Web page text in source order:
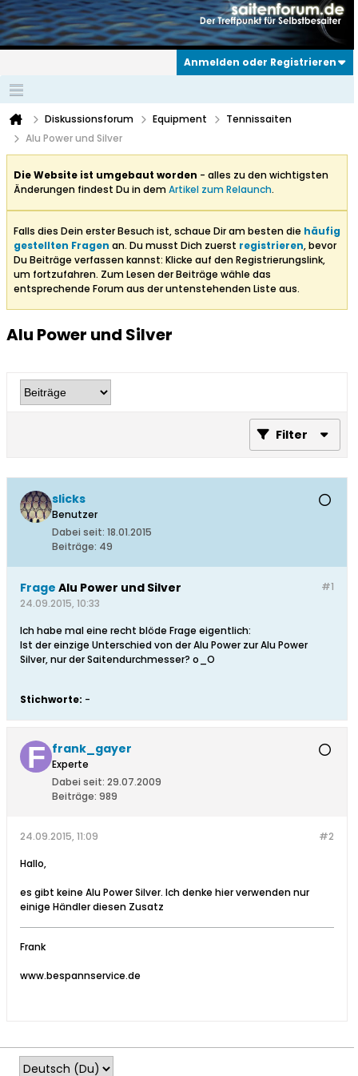
Anmelden oder Registrieren
Diskussionsforum Equipment
Tennissaiten
Alu Power und Silver
Die Website ist umgebaut worden - alles zu den wichtigsten
Änderungen findest Du in demArtikel zum Relaunch.
Falls dies Dein erster Besuch ist, schaue Dir am besten die häufig
gestellten Fragen an. Du musst Dich zuerst registrieren, bevor
Du Beiträge verfassen kannst: Klicke auf den Registrierungslink,
um fortzufahren. Zum Lesen der Beiträge wähle das
entsprechende Forum aus der untenstehenden Liste aus.
Alu Power und Silver
Filter
slicks
Benutzer
Dabei seit: 18.01.2015
Beiträge: 49
#1
Frage Alu Power und Silver
24.09.2015, 10:33
Ich habe mal eine recht blöde Frage eigentlich:
Ist der einzige Unterschied von der Alu Power zur Alu Power
Silver, nur der Saitendurchmesser? o_O
Stichworte: -
frank_gayer
Experte
Dabei seit: 29.07.2009
Beiträge: 989
#2
24.09.2015, 11:09
Hallo,
es gibt keine Alu Power Silver. Ich denke hier verwenden nur
einige Händler diesen Zusatz
Frank
www.bespannservice.de